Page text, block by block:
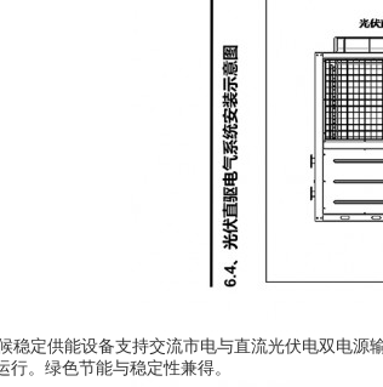
稳定供能设备支持交流市电与直流光伏电双电
。绿色节能与稳定性兼得。